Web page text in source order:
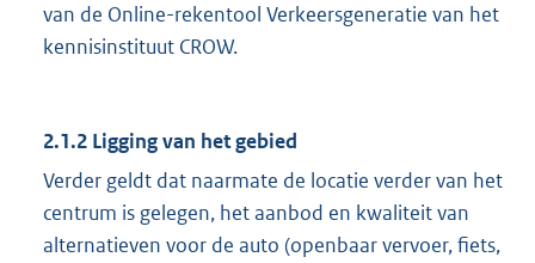
van de Online-rekentool Verkeersgeneratie van het
kennisinstituut CROW.
2.1.2 Ligging van het gebied
Verder geldt dat naarmate de locatie verder van het
centrum is gelegen, het aanbod en kwaliteit van
alternatieven voor de auto (openbaar vervoer, fiets,